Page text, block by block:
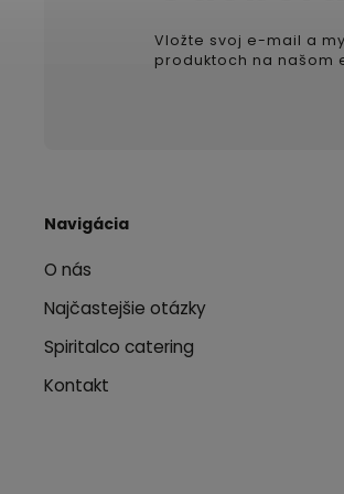
Navigácia
O nás
Najčastejšie otázky
Spiritalco catering
Kontakt
Vložte svoj e-mail a
produktoch na našom